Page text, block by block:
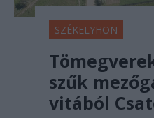
SZÉKELYHON
szűk
vitából